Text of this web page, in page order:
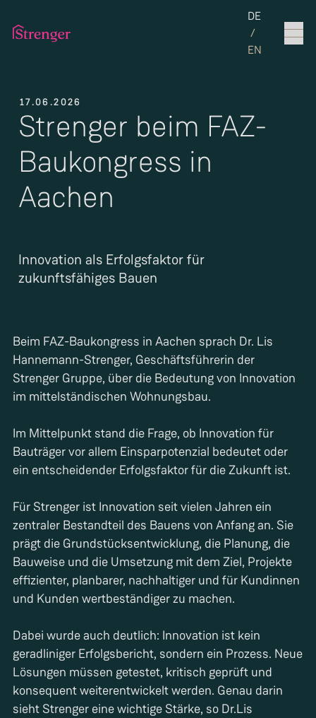
Set the
DE
/
EN
17.06.2026
Strenger beim FAZ-
Baukongress in
Aachen
Innovation als Erfolgsfaktor für
zukunftsfähiges Bauen
Beim FAZ-Baukongress in Aachen sprach Dr. Lis
Hannemann-Strenger, Geschäftsführerin der
Strenger Gruppe, über die Bedeutung von Innovation
im mittelständischen Wohnungsbau.
Im Mittelpunkt stand die Frage, ob Innovation für
Bauträger vor allem Einsparpotenzial bedeutet oder
ein entscheidender Erfolgsfaktor für die Zukunft ist.
Für Strenger ist Innovation seit vielen Jahren ein
zentraler Bestandteil des Bauens von Anfang an. Sie
prägt die Grundstücksentwicklung, die Planung, die
Bauweise und die Umsetzung mit dem Ziel, Projekte
effizienter, planbarer, nachhaltiger und für Kundinnen
und Kunden wertbeständiger zu machen.
Dabei wurde auch deutlich: Innovation ist kein
geradliniger Erfolgsbericht, sondern ein Prozess. Neue
Lösungen müssen getestet, kritisch geprüft und
konsequent weiterentwickelt werden. Genau darin
sieht Strenger eine wichtige Stärke, so Dr.Lis